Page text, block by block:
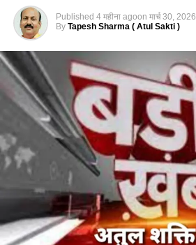
Published 4 महीना agoon मार्च 30, 2026
By Tapesh Sharma ( Atul Sakti )